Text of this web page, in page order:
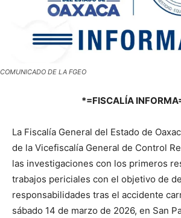
COMUNICADO DE LA FGEO
*=FISCALÍA
La Fiscalía General del Estado de
de la Vicefiscalía General de Control
las investigaciones con los primeros
trabajos periciales con el objetivo de
responsabilidades tras el accidente
sábado 14 de marzo de 2026, en San